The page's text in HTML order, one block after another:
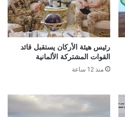
رئيس هيئة الأركان يستقبل قائد
القوات المشتركة الألمانية
منذ 12 ساعة